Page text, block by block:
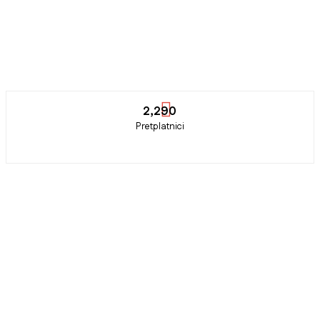
2,290
Pretplatnici